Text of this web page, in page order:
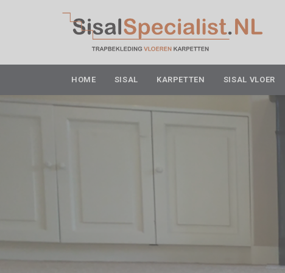
HOME SISAL KARPETTEN SISAL VLOER